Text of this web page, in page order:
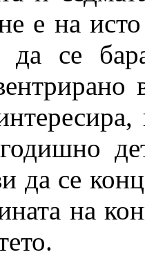
е на
да се
да се
на